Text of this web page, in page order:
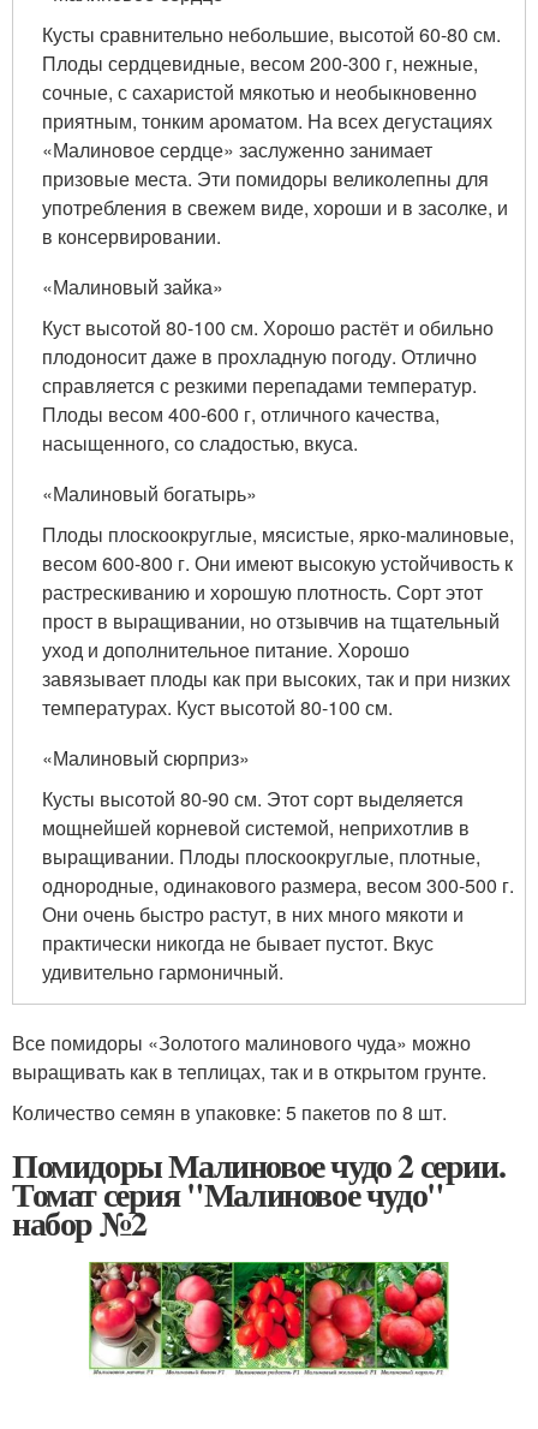
Кусты сравнительно небольшие, высотой 60-80 см.
Плоды сердцевидные, весом 200-300 г, нежные,
сочные, с сахаристой мякотью и необыкновенно
приятным, тонким ароматом. На всех дегустациях
«Малиновое сердце» заслуженно занимает
призовые места. Эти помидоры великолепны для
употребления в свежем виде, хороши и в засолке, и
в консервировании.
«Малиновый зайка»
Куст высотой 80-100 см. Хорошо растёт и обильно
плодоносит даже в прохладную погоду. Отлично
справляется с резкими перепадами температур.
Плоды весом 400-600 г, отличного качества,
насыщенного, со сладостью, вкуса.
«Малиновый богатырь»
Плоды плоскоокруглые, мясистые, ярко-малиновые,
весом 600-800 г. Они имеют высокую устойчивость к
растрескиванию и хорошую плотность. Сорт этот
прост в выращивании, но отзывчив на тщательный
уход и дополнительное питание. Хорошо
завязывает плоды как при высоких, так и при низких
температурах. Куст высотой 80-100 см.
«Малиновый сюрприз»
Кусты высотой 80-90 см. Этот сорт выделяется
мощнейшей корневой системой, неприхотлив в
выращивании. Плоды плоскоокруглые, плотные,
однородные, одинакового размера, весом 300-500 г.
Они очень быстро растут, в них много мякоти и
практически никогда не бывает пустот. Вкус
удивительно гармоничный.
Все помидоры «Золотого малинового чуда» можно
выращивать как в теплицах, так и в открытом грунте.
Количество семян в упаковке: 5 пакетов по 8 шт.
Помидоры Малиновое чудо 2 серии.
Томат серия "Малиновое чудо"
набор №2